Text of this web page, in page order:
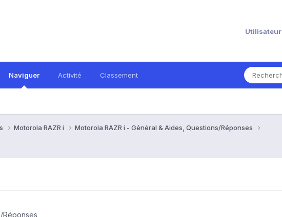
Naviguer Activité Classement
Motorola RAZR i
Motorola RAZR i - Général & Aides, Questions/Réponses
Réponses